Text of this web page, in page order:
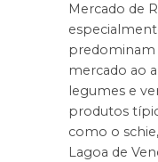
Mercado de
predominam
mercado ao
legumes e
produtos
como o
Lagoa de